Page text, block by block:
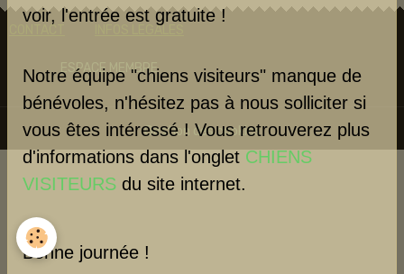
INFOS LEGALES
ESPACE MEMBRE
Gestion des cookies
voir, l'entrée est gratuite !
Notre équipe "chiens visiteurs" manque de
bénévoles, n'hésitez pas à nous solliciter si
vous êtes intéressé ! Vous retrouverez plus
d'informations dans l'onglet CHIENS
VISITEURS du site internet.
Bonne journée !